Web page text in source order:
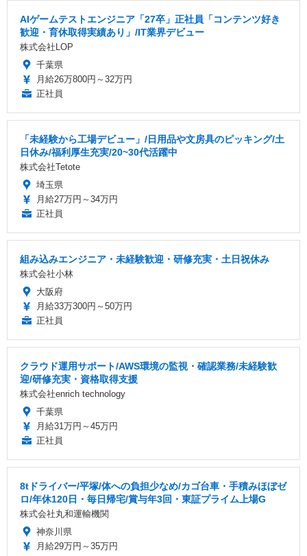
AIゲームテストエンジニア「27卒」正社員「コンテンツ好き
歓迎・育休取得実績あり」/IT業界デビュー
株式会社LOP
千葉県
月給26万800円～32万円
正社員
「未経験から工場デビュー」/日用品や文房具のピッキング/土
日休み/福利厚生充実/20~30代活躍中
株式会社Tetote
埼玉県
月給27万円～34万円
正社員
組み込みエンジニア・未経験歓迎・研修充実・土日祝休み
株式会社小林
大阪府
月給33万300円～50万円
正社員
クラウド運用サポート/AWS環境の監視・確認業務/未経験歓
迎/研修充実・資格取得支援
株式会社enrich technology
千葉県
月給31万円～45万円
正社員
8tドライバー/平塚/体への負担少なめ/カゴ台車・手積みほぼゼ
ロ/年休120日・毎日帰宅/賞与年3回・東証プライム上場G
株式会社丸和運輸機関
神奈川県
月給29万円～35万円